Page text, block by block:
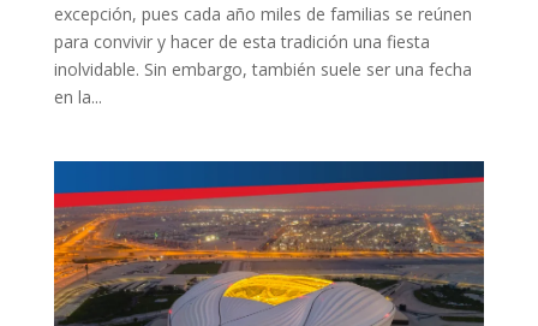
excepción, pues cada año miles de familias se reúnen
para convivir y hacer de esta tradición una fiesta
inolvidable. Sin embargo, también suele ser una fecha
en la...